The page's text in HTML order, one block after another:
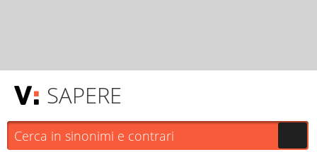
SAPERE